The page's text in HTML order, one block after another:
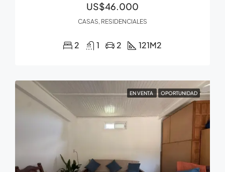
US$46.000
CASAS, RESIDENCIALES
2 1 2 121M2
EN VENTA OPORTUNIDAD